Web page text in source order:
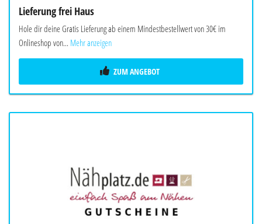
Lieferung frei Haus
Hole dir deine Gratis Lieferung ab einem Mindestbestellwert von 30€ im
Onlineshop von... Mehr anzeigen
ZUM ANGEBOT